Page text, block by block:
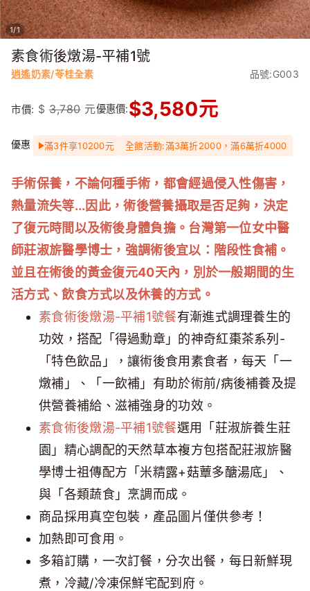
1/1
素食術後燉湯-平補1號
逍遙奶素/苓桂全素 品號:G003
市價: $ 3,780 元優惠價:$3,580元
優惠 滿3件享10200元 全館活動:滿3萬折2000，滿6萬折4000
手術保養，不論何種手術，都會經過侵入性傷害，
熱量流失等...因此，術後營養攝取是否足夠，決定
了復元時間以及術後身體負擔。台灣第一位女中醫
師莊淑旂醫學博士，強調術後宜以：階段性食補。
並且在術後的黃金復元40天內，別於一般期間的生
活方式、飲食方式以及休養的方式。
素食術後燉湯-平補1號餐有漸進式調理養生的
功效，搭配「得過勳章」的神奇紅棗茶系列-
「特色飲品」，讓術後食用素食者，每天「一
燉補」、「一飲補」有助於術前/病後補養及提
供營養補給、滋補強身的功效。
素食術後燉湯-平補1號餐選用「莊淑旂養生莊
園」精心調配的天然草本複方包搭配莊淑旂醫
學博士祖傳配方「米精露+菇蕈多醣湯底」、
與「各類蔬食」烹調而成。
商品採用真空包裝，產品圖片僅供參考！
加熱即可食用。
多箱訂購，一次訂餐，分次出餐，每日新鮮現
煮，冷藏/冷凍保鮮宅配到府。